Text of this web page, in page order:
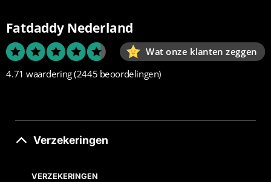
Fatdaddy Nederland
Wat onze klanten zeggen
4.71 waardering(2445 beoordelingen)
Verzekeringen
VERZEKERINGEN